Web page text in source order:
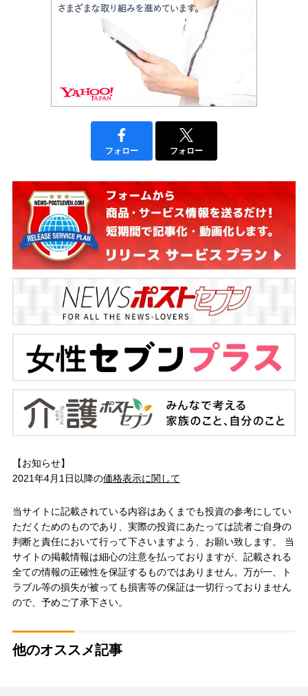
フォロー フォロー
【お知らせ】
2021年4月1日以降の価格表示に関して
当サイトに記載されている内容はあくまでも投資の参考にしてい
ただくためのものであり、実際の投資にあたっては読者ご自身の
判断と責任において行って下さいますよう、お願い致します。 当
サイトの掲載情報は細心の注意を払っておりますが、記載される
全ての情報の正確性を保証するものではありません。万が一、ト
ラブル等の損失が被っても損害等の保証は一切行っておりません
ので、予めご了承下さい。
他のオススメ記事